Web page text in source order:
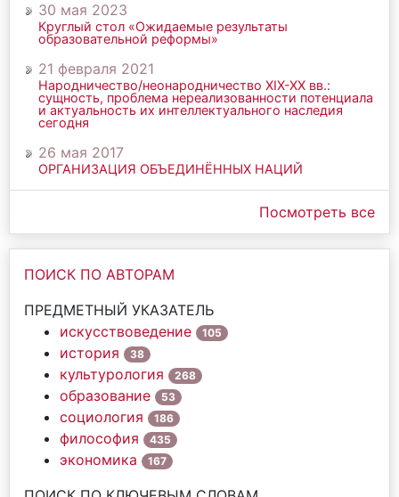
30 мая 2023
Круглый стол «Ожидаемые результаты
образовательной реформы»
21 февраля 2021
Народничество/неонародничество ХIХ-ХХ вв.:
сущность, проблема нереализованности потенциала
и актуальность их интеллектуального наследия
сегодня
26 мая 2017
ОРГАНИЗАЦИЯ ОБЪЕДИНЁННЫХ НАЦИЙ
Посмотреть все
ПОИСК ПО АВТОРАМ
ПРЕДМЕТНЫЙ УКАЗАТЕЛЬ
искусствоведение
105
история 38
культурология 268
образование 53
социология 186
философия 435
экономика 167